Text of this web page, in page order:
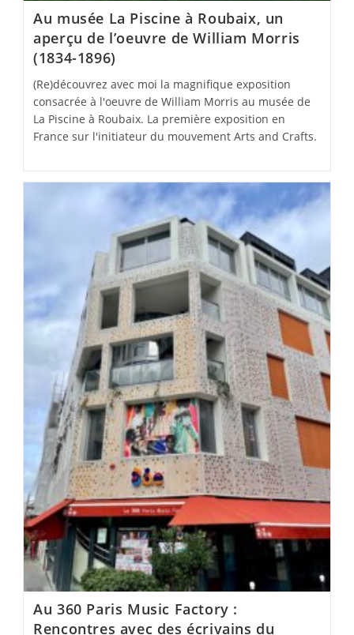
Au musée La Piscine à Roubaix, un
aperçu de l’oeuvre de William Morris
(1834-1896)
(Re)découvrez avec moi la magnifique exposition
consacrée à l'oeuvre de William Morris au musée de
La Piscine à Roubaix. La première exposition en
France sur l'initiateur du mouvement Arts and Crafts.
Au 360 Paris Music Factory :
Rencontres avec des écrivains du